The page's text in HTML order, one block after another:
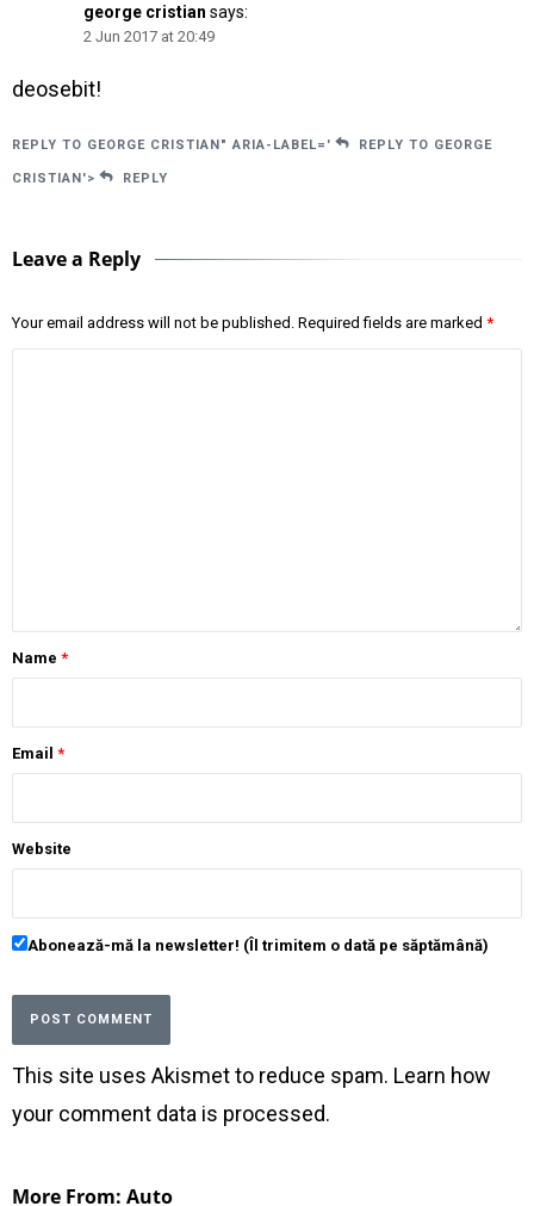
george cristian says:
2 Jun 2017 at 20:49
deosebit!
REPLY TO GEORGE CRISTIAN" ARIA-LABEL=' REPLY TO GEORGE
CRISTIAN'> REPLY
Leave a Reply
Your email address will not be published. Required fields are marked *
Name *
Email *
Website
Abonează-mă la newsletter! (Îl trimitem o dată pe săptămână)
This site uses Akismet to reduce spam. Learn how
your comment data is processed.
More From: Auto